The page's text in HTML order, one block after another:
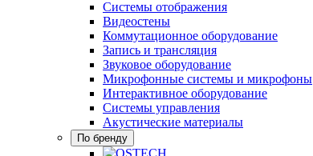
Системы отображения
Видеостены
Коммутационное оборудование
Запись и трансляция
Звуковое оборудование
Микрофонные системы и микрофоны
Интерактивное оборудование
Системы управления
Акустические материалы
По бренду